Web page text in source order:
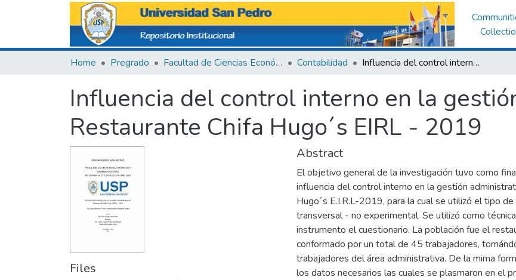
Home Pregrado Facultad de Ciencias Económicas y Administrativas Contabilidad Influencia del control interno en la gestión administrativa del Restaurante Chifa Hugo´s EIRL - 2019
Influencia del control interno en la
Restaurante Chifa Hugo´s EIRL - 2019
Files
Abstract
El objetivo general de la investigación tuvo como
influencia del control interno en la gestión
Hugo´s E.I.R.L-2019, para la cual se utilizó el tipo
transversal - no experimental. Se utilizó como
instrumento el cuestionario. La población fue el
conformado por un total de 45 trabajadores,
trabajadores del área administrativa. De la mima
los datos necesarios las cuales se plasmaron en el